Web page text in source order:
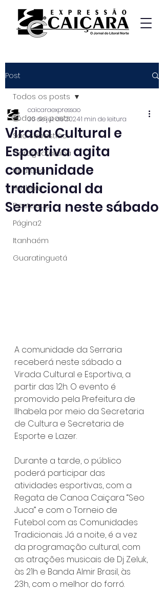
Post
Todos os posts
São Sebastião
Caraguatatuba
Ubatuba
Ilhabela
Destaque
Página2
Itanhaém
Guaratinguetá
Todos os posts
Virada Cultural e
Esportiva agita
comunidade
tradicional da
Serraria neste sábado
caicaraexpressao
30 de jul. de 20241 min de leitura
A comunidade da Serraria
receberá neste sábado a
Virada Cultural e Esportiva, a
partir das 12h. O evento é
promovido pela Prefeitura de
Ilhabela por meio da Secretaria
de Cultura e Secretaria de
Esporte e Lazer.
Durante a tarde, o público
poderá participar das
atividades esportivas, com a
Regata de Canoa Caiçara “Seo
Juca” e com o Torneio de
Futebol com as Comunidades
Tradicionais. Já a noite, é a vez
da programação cultural, com
as atrações musicais de Dj Zeluk,
às 21h e Banda Almir Brasil, às
23h, com o melhor do forró.